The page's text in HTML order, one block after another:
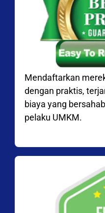
Mendaftarkan
dengan praktis,
biaya yang
pelaku UMKM.